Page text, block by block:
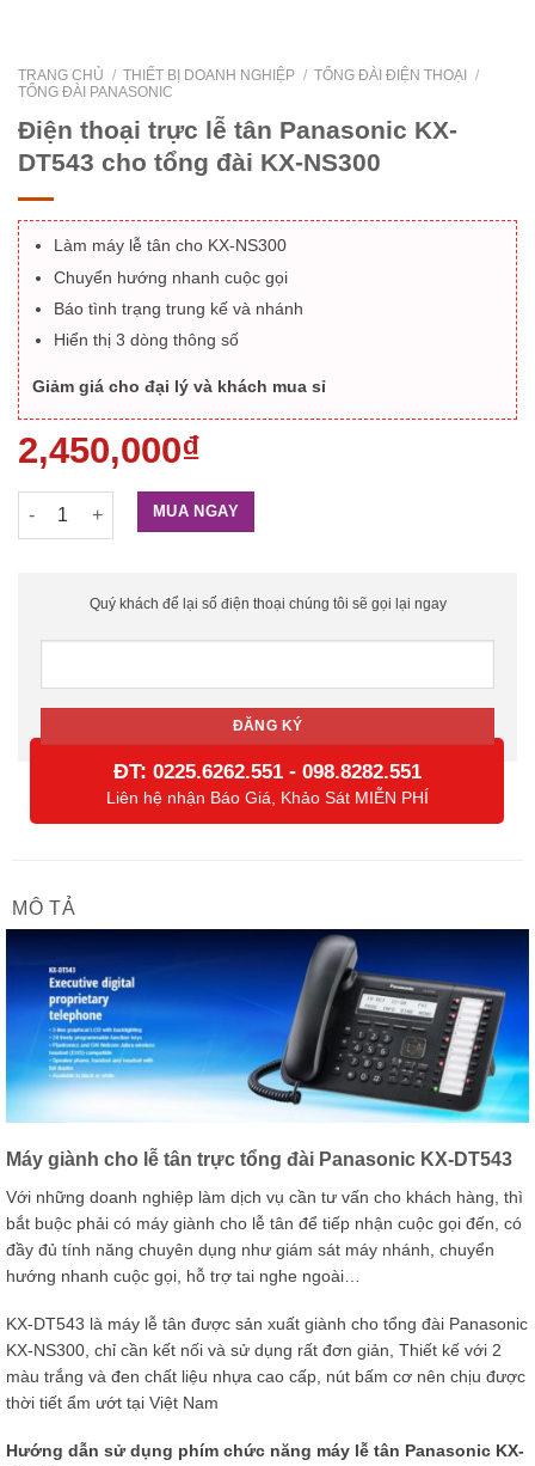
TRANG CHỦ / THIẾT BỊ DOANH NGHIỆP / TỔNG ĐÀI ĐIỆN THOẠI
/
TỔNG ĐÀI PANASONIC
Điện thoại trực lễ tân Panasonic KX-
DT543 cho tổng đài KX-NS300
Làm máy lễ tân cho KX-NS300
Chuyển hướng nhanh cuộc gọi
Báo tình trạng trung kế và nhánh
Hiển thị 3 dòng thông số
Giảm giá cho đại lý và khách mua sỉ
2,450,000₫
Điện thoại trực lễ tân Panasonic KX-DT543 cho tổng đài KX-
MUA NGAY
Quý khách để lại số điện thoại chúng tôi sẽ gọi lại ngay
ĐT: 0225.6262.551 - 098.8282.551
Liên hệ nhận Báo Giá, Khảo Sát MIỄN PHÍ
MÔ TẢ
Máy giành cho lễ tân trực tổng đài Panasonic KX-DT543
Với những doanh nghiệp làm dịch vụ cần tư vấn cho khách hàng, thì
bắt buộc phải có máy giành cho lễ tân để tiếp nhận cuộc gọi đến, có
đầy đủ tính năng chuyên dụng như giám sát máy nhánh, chuyển
hướng nhanh cuộc gọi, hỗ trợ tai nghe ngoài…
KX-DT543 là máy lễ tân được sản xuất giành cho tổng đài Panasonic
KX-NS300, chỉ cần kết nối và sử dụng rất đơn giản, Thiết kế với 2
màu trắng và đen chất liệu nhựa cao cấp, nút bấm cơ nên chịu được
thời tiết ẩm ướt tại Việt Nam
Hướng dẫn sử dụng phím chức năng máy lễ tân Panasonic KX-